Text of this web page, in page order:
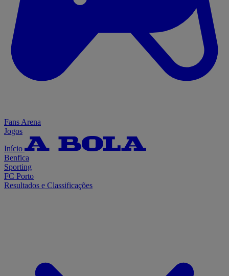
Fans Arena
Jogos
Início
Benfica
Sporting
FC Porto
Resultados e Classificações